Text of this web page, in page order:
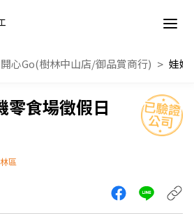
開心Go(樹林中山店/御品賞商行)
零食場徵假日
區